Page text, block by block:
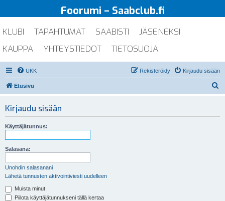
Foorumi – Saabclub.fi
KLUBI TAPAHTUMAT SAABISTI
JÄSENEKSI
KAUPPA
YHTEYSTIEDOT TIETOSUOJA
UKK Kirjaudu sisään
Rekisteröidy
Etusivu
Kirjaudu sisään
Käyttäjätunnus:
Salasana:
Unohdin salasanani
Lähetä tunnusten aktivointiviesti uudelleen
Muista minut
Piilota käyttäjätunnukseni tällä kertaa